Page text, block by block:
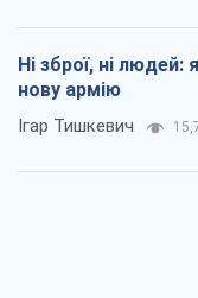
Ні зброї, ні
нову армію
Ігар Тишкевич